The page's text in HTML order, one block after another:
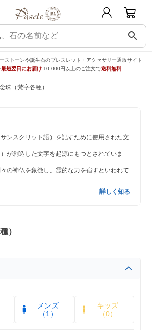
search
ストーンや誕生石のブレスレット・アクセサリー通販サイト
最短翌日にお届け 10,000円以上のご注文で送料無料
珠（梵字各種）
ンスクリット語）を記すために使用された文
が創造した文字を起源にもつとされていま
の神仏を象徴し、霊的な力を宿すといわれて
詳しく知る
）
メンズ
（1）
キッズ
（0）